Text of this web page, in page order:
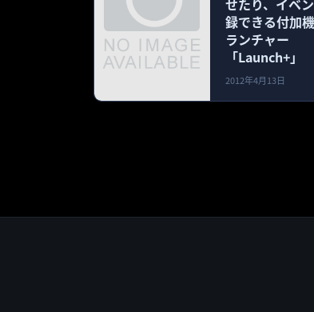
録できる付加
ランチャー
「Launch+」
2012年4月13日